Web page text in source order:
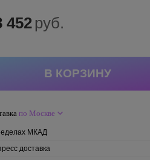
452 руб.
по Москве
МКАД
доставка